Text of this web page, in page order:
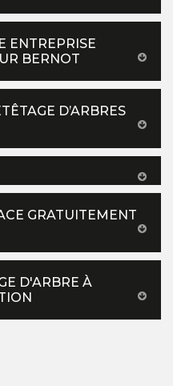
ENTREPRISE
BERNOT
D’ARBRES
GRATUITEMENT
D'ARBRE À